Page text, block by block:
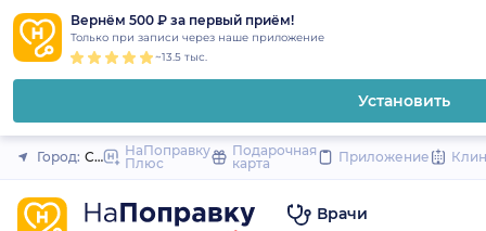
Вернём 500 ₽ за первый приём!
Только при записи через наше приложение
~13.5 тыс.
Установить
Закрыть
Город: Санкт-Петербург
НаПоправку
Плюс
Подарочная
карта
Приложение
Врачи